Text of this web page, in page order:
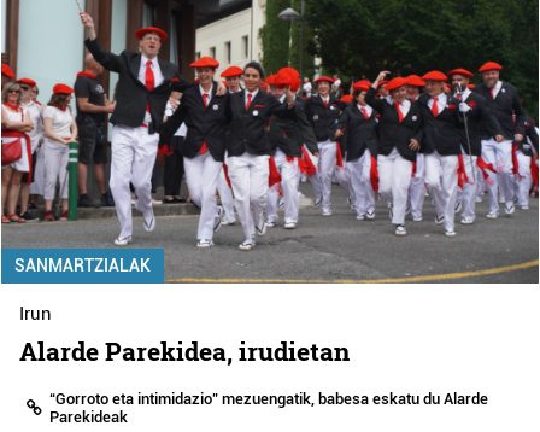
SANMARTZIALAK
Irun
Alarde Parekidea, irudietan
“Gorroto eta intimidazio” mezuengatik, babesa eskatu du Alarde
Parekideak